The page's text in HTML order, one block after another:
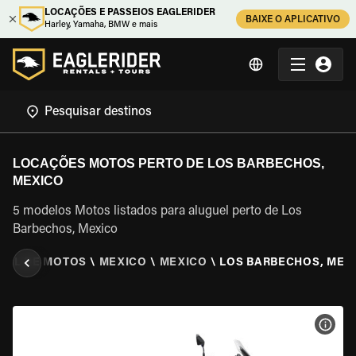
LOCAÇÕES E PASSEIOS EAGLERIDER
Harley, Yamaha, BMW e mais
BAIXE O APLICATIVO
LOCAÇÕES MOTOS PERTO DE LOS BARBECHOS,
MEXICO
5 modelos Motos listados para aluguel perto de Los
Barbechos, Mexico
DE MOTOS \ MEXICO \ MEXICO \ LOS BARBECHOS,
VER